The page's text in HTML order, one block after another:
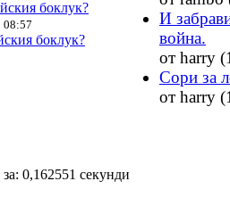
боклук?
08:57
боклук?
И
война.
от harry
Сори за
от harry
0,162551 секунди